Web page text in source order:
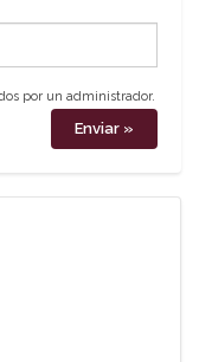
por un administrador.